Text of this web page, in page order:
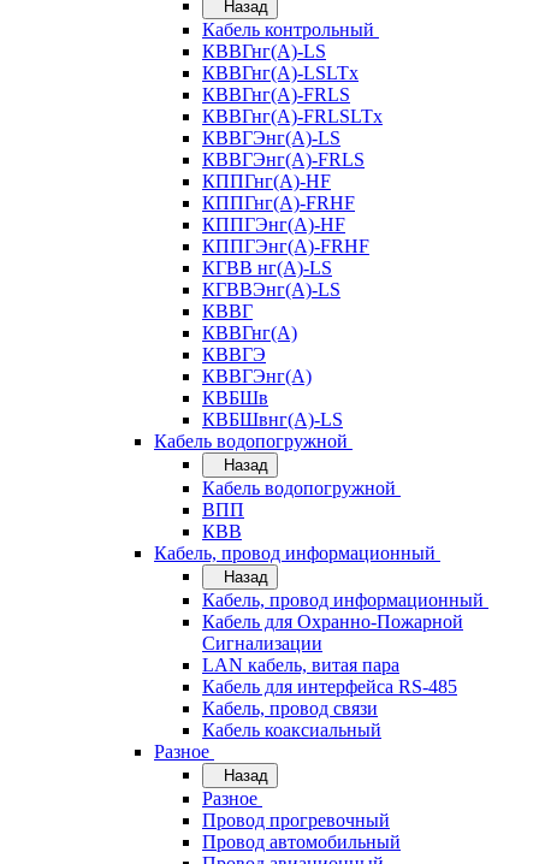
Назад
Кабель контрольный
КВВГнг(А)-LS
КВВГнг(А)-LSLTx
КВВГнг(А)-FRLS
КВВГнг(А)-FRLSLTx
КВВГЭнг(А)-LS
КВВГЭнг(А)-FRLS
КППГнг(А)-HF
КППГнг(А)-FRHF
КППГЭнг(А)-HF
КППГЭнг(А)-FRHF
КГВВ нг(А)-LS
КГВВЭнг(А)-LS
КВВГ
КВВГнг(А)
КВВГЭ
КВВГЭнг(А)
КВБШв
КВБШвнг(А)-LS
Кабель водопогружной
Назад
Кабель водопогружной
ВПП
КВВ
Кабель, провод информационный
Назад
Кабель, провод информационный
Кабель для Охранно-Пожарной
Сигнализации
LAN кабель, витая пара
Кабель для интерфейса RS-485
Кабель, провод связи
Кабель коаксиальный
Разное
Назад
Разное
Провод прогревочный
Провод автомобильный